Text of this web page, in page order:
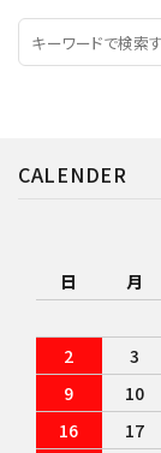
CALENDER
日 月
2
3
9
10
16
17